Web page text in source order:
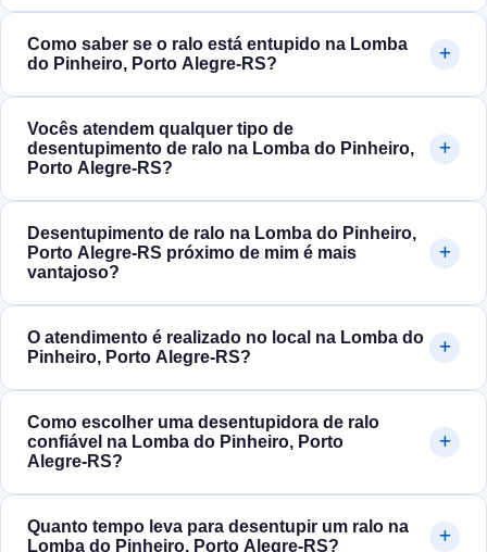
Como saber se o ralo está entupido na Lomba
do Pinheiro, Porto Alegre‑RS?
Vocês atendem qualquer tipo de
desentupimento de ralo na Lomba do Pinheiro,
Porto Alegre‑RS?
Desentupimento de ralo na Lomba do Pinheiro,
Porto Alegre‑RS próximo de mim é mais
vantajoso?
O atendimento é realizado no local na Lomba do
Pinheiro, Porto Alegre‑RS?
Como escolher uma desentupidora de ralo
confiável na Lomba do Pinheiro, Porto
Alegre‑RS?
Quanto tempo leva para desentupir um ralo na
Lomba do Pinheiro, Porto Alegre‑RS?